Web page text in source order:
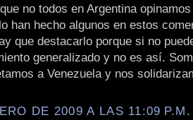
no todos en Argentina
han hecho algunos en estos
que destacarlo porque si no
generalizado y no es así.
a Venezuela y nos
DE 2009 A LAS 11:09 P.M.